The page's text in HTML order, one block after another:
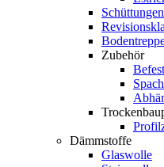
Schüttungen
Zubehör
Dämmstoffe
Glaswolle